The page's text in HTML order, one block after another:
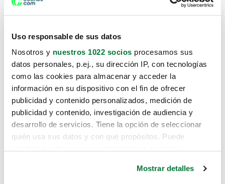
Uso responsable de sus datos
Nosotros y nuestros 1022 socios procesamos sus
datos personales, p.ej., su dirección IP, con tecnologías
como las cookies para almacenar y acceder la
información en su dispositivo con el fin de ofrecer
publicidad y contenido personalizados, medición de
publicidad y contenido, investigación de audiencia y
desarrollo de servicios. Tiene la opción de seleccionar
quién usa sus datos y con qué propósitos. Puede
Mostrar detalles
Lo sentimos, no sabemos como
te hemos traido hasta aquí.
Pero puedes encontrar el coche que estás
buscando en alguno de estos enlaces: